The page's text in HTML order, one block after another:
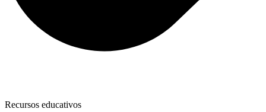
Recursos educativos